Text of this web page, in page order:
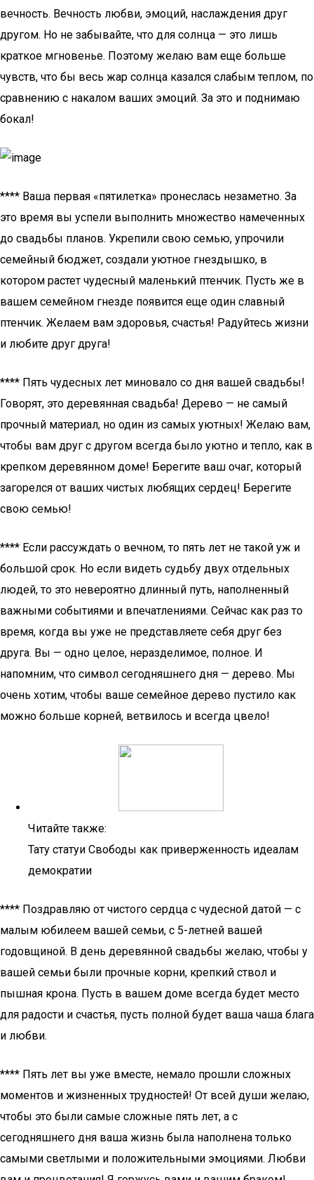
вечность. Вечность любви, эмоций, наслаждения друг
другом. Но не забывайте, что для солнца — это лишь
краткое мгновенье. Поэтому желаю вам еще больше
чувств, что бы весь жар солнца казался слабым теплом, по
сравнению с накалом ваших эмоций. За это и поднимаю
бокал!
**** Ваша первая «пятилетка» пронеслась незаметно. За
это время вы успели выполнить множество намеченных
до свадьбы планов. Укрепили свою семью, упрочили
семейный бюджет, создали уютное гнездышко, в
котором растет чудесный маленький птенчик. Пусть же в
вашем семейном гнезде появится еще один славный
птенчик. Желаем вам здоровья, счастья! Радуйтесь жизни
и любите друг друга!
**** Пять чудесных лет миновало со дня вашей свадьбы!
Говорят, это деревянная свадьба! Дерево — не самый
прочный материал, но один из самых уютных! Желаю вам,
чтобы вам друг с другом всегда было уютно и тепло, как в
крепком деревянном доме! Берегите ваш очаг, который
загорелся от ваших чистых любящих сердец! Берегите
свою семью!
**** Если рассуждать о вечном, то пять лет не такой уж и
большой срок. Но если видеть судьбу двух отдельных
людей, то это невероятно длинный путь, наполненный
важными событиями и впечатлениями. Сейчас как раз то
время, когда вы уже не представляете себя друг без
друга. Вы — одно целое, неразделимое, полное. И
напомним, что символ сегодняшнего дня — дерево. Мы
очень хотим, чтобы ваше семейное дерево пустило как
можно больше корней, ветвилось и всегда цвело!
Читайте также:
Тату статуи Свободы как приверженность идеалам
демократии
**** Поздравляю от чистого сердца с чудесной датой — с
малым юбилеем вашей семьи, с 5-летней вашей
годовщиной. В день деревянной свадьбы желаю, чтобы у
вашей семьи были прочные корни, крепкий ствол и
пышная крона. Пусть в вашем доме всегда будет место
для радости и счастья, пусть полной будет ваша чаша блага
и любви.
**** Пять лет вы уже вместе, немало прошли сложных
моментов и жизненных трудностей! От всей души желаю,
чтобы это были самые сложные пять лет, а с
сегодняшнего дня ваша жизнь была наполнена только
самыми светлыми и положительными эмоциями. Любви